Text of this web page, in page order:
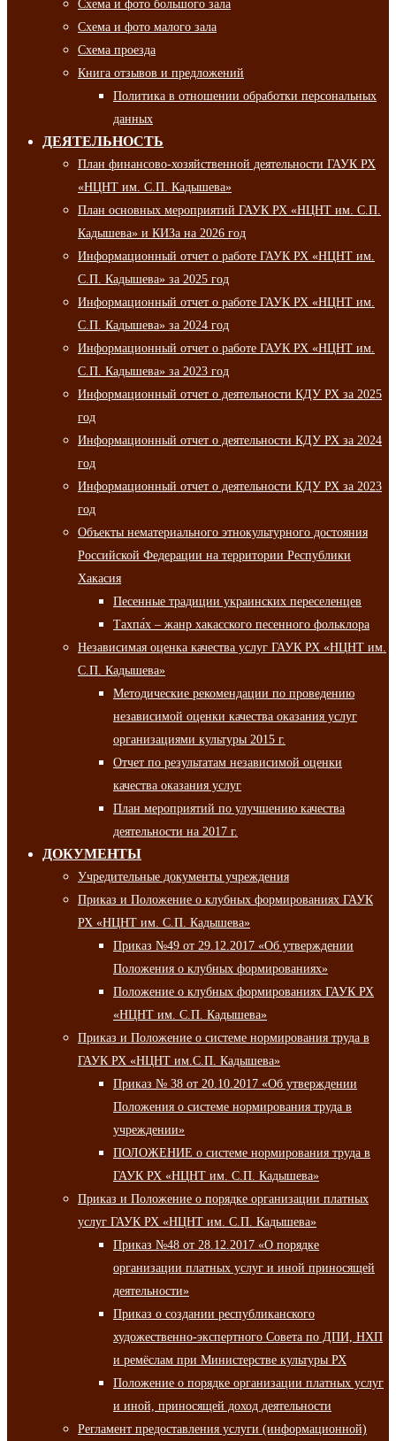
Схема и фото большого зала
Схема и фото малого зала
Схема проезда
Книга отзывов и предложений
Политика в отношении обработки персональных
данных
ДЕЯТЕЛЬНОСТЬ
План финансово-хозяйственной деятельности ГАУК РХ
«НЦНТ им. С.П. Кадышева»
План основных мероприятий ГАУК РХ «НЦНТ им. С.П.
Кадышева» и КИЗа на 2026 год
Информационный отчет о работе ГАУК РХ «НЦНТ им.
С.П. Кадышева» за 2025 год
Информационный отчет о работе ГАУК РХ «НЦНТ им.
С.П. Кадышева» за 2024 год
Информационный отчет о работе ГАУК РХ «НЦНТ им.
С.П. Кадышева» за 2023 год
Информационный отчет о деятельности КДУ РХ за 2025
год
Информационный отчет о деятельности КДУ РХ за 2024
год
Информационный отчет о деятельности КДУ РХ за 2023
год
Объекты нематериального этнокультурного достояния
Российской Федерации на территории Республики
Хакасия
Песенные традиции украинских переселенцев
Тахпа́х – жанр хакасского песенного фольклора
Независимая оценка качества услуг ГАУК РХ «НЦНТ им.
С.П. Кадышева»
Методические рекомендации по проведению
независимой оценки качества оказания услуг
организациями культуры 2015 г.
Отчет по результатам независимой оценки
качества оказания услуг
План мероприятий по улучшению качества
деятельности на 2017 г.
ДОКУМЕНТЫ
Учредительные документы учреждения
Приказ и Положение о клубных формированиях ГАУК
РХ «НЦНТ им. С.П. Кадышева»
Приказ №49 от 29.12.2017 «Об утверждении
Положения о клубных формированиях»
Положение о клубных формированиях ГАУК РХ
«НЦНТ им. С.П. Кадышева»
Приказ и Положение о системе нормирования труда в
ГАУК РХ «НЦНТ им.С.П. Кадышева»
Приказ № 38 от 20.10.2017 «Об утверждении
Положения о системе нормирования труда в
учреждении»
ПОЛОЖЕНИЕ о системе нормирования труда в
ГАУК РХ «НЦНТ им. С.П. Кадышева»
Приказ и Положение о порядке организации платных
услуг ГАУК РХ «НЦНТ им. С.П. Кадышева»
Приказ №48 от 28.12.2017 «О порядке
организации платных услуг и иной приносящей
деятельности»
Приказ о создании республиканского
художественно-экспертного Совета по ДПИ, НХП
и ремёслам при Министерстве культуры РХ
Положение о порядке организации платных услуг
и иной, приносящей доход деятельности
Регламент предоставления услуги (информационной)